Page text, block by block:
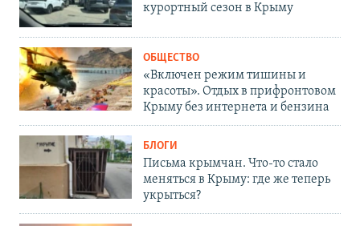
курортный сезон в Крыму
ОБЩЕСТВО
«Включен режим тишины и
красоты». Отдых в прифронтовом
Крыму без интернета и бензина
БЛОГИ
Письма крымчан. Что-то стало
меняться в Крыму: где же теперь
укрыться?